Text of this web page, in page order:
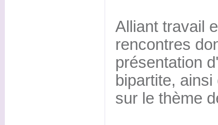
Alliant travail
rencontres
présentation
bipartite,
sur le thème